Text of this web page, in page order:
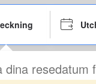
dina resedatum